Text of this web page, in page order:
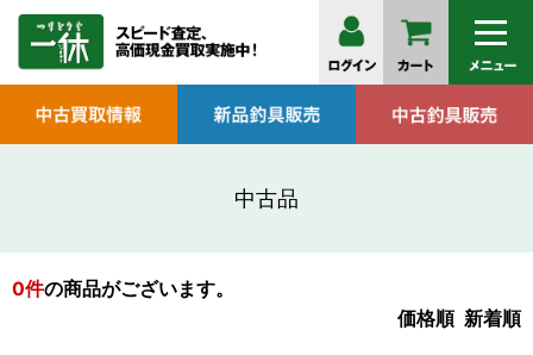
中古品
0件の商品がございます。
価格順 新着順